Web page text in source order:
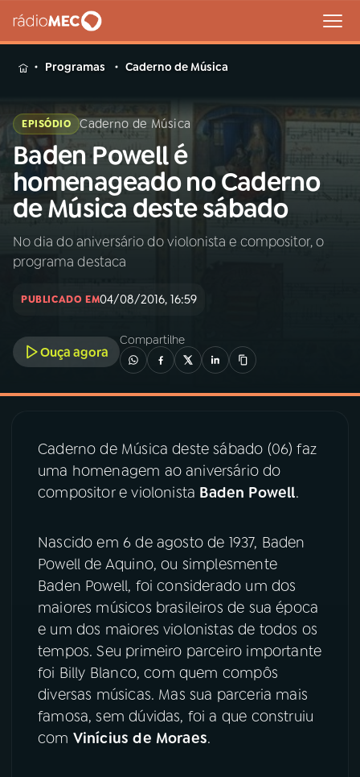
MENU
Buscar
na
Rádio
MEC
Buscar
Início AO VIVO
INÍCIO
A RÁDIO
03PROGRAMAÇÃO
04PROGRAMAS
06 VIDEOCASTS
07ÚLTIMAS
08 PRÊMIO RÁDIO MEC
ACOMPANHE A RÁDIO MEC
Programas Caderno de Música
EPISÓDIO Caderno de Música
Baden Powell é
homenageado no Caderno
de Música deste sábado
No dia do aniversário do violonista e compositor, o
programa destaca
PUBLICADO EM04/08/2016, 16:59
Ouça agora
Compartilhe
Caderno de Música deste sábado (06) faz
uma homenagem ao aniversário do
compositor e violonista Baden Powell.
Nascido em 6 de agosto de 1937, Baden
Powell de Aquino, ou simplesmente
Baden Powell, foi considerado um dos
maiores músicos brasileiros de sua época
e um dos maiores violonistas de todos os
tempos. Seu primeiro parceiro importante
foi Billy Blanco, com quem compôs
diversas músicas. Mas sua parceria mais
famosa, sem dúvidas, foi a que construiu
com Vinícius de Moraes.